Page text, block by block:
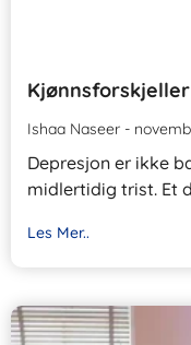
Ishaa Naseer
Depresjon er ikke
midlertidig trist. Et
Les Mer..